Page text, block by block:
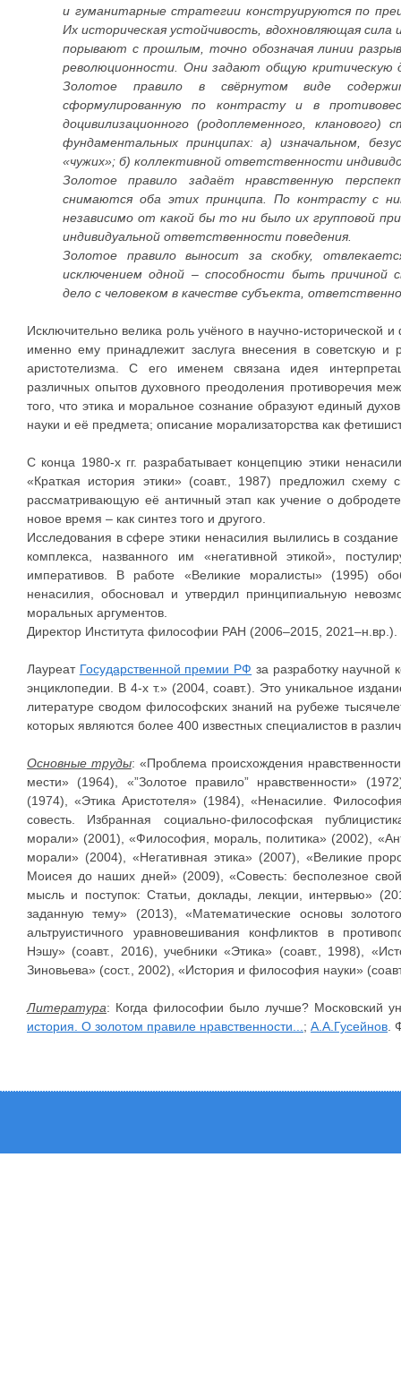
и гуманитарные стратегии конструируются по
Их историческая устойчивость, вдохновляющая
порывают с прошлым, точно обозначая линии
революционности. Они задают общую критическую
Золотое правило в свёрнутом виде
сформулированную по контрасту и в
доцивилизационного (родоплеменного,
фундаментальных принципах: а) изначальном,
«чужих»; б) коллективной ответственности
Золотое правило задаёт нравственную
снимаются оба этих принципа. По контрасту с
независимо от какой бы то ни было их групповой
индивидуальной ответственности поведения.
Золотое правило выносит за скобку,
исключением одной – способности быть причиной
дело с человеком в качестве субъекта,
Исключительно велика роль учёного в научно-исторической
именно ему принадлежит заслуга внесения в советскую и
аристотелизма. С его именем связана идея
различных опытов духовного преодоления противоречия
того, что этика и моральное сознание образуют единый
науки и её предмета; описание морализаторства как
С конца 1980-х гг. разрабатывает концепцию этики
«Краткая история этики» (соавт., 1987) предложил схему
рассматривающую её античный этап как учение о
новое время – как синтез того и другого.
Исследования в сфере этики ненасилия вылились в
комплекса, названного им «негативной этикой»,
императивов. В работе «Великие моралисты» (1995)
ненасилия, обосновал и утвердил принципиальную
моральных аргументов.
Директор Института философии РАН (2006–2015, 2021–н.вр.).
Лауреат Государственной премии РФ за разработку
энциклопедии. В 4-х т.» (2004, соавт.). Это уникальное
литературе сводом философских знаний на рубеже
которых являются более 400 известных специалистов в
Основные труды: «Проблема происхождения
мести» (1964), «”Золотое правило” нравственности»
(1974), «Этика Аристотеля» (1984), «Ненасилие.
совесть. Избранная социально-философская
морали» (2001), «Философия, мораль, политика» (2002),
морали» (2004), «Негативная этика» (2007), «Великие
Моисея до наших дней» (2009), «Совесть: бесполезное
мысль и поступок: Статьи, доклады, лекции, интервью»
заданную тему» (2013), «Математические основы
альтруистичного уравновешивания конфликтов в
Нэшу» (соавт., 2016), учебники «Этика» (соавт., 1998),
Зиновьева» (сост., 2002), «История и философия науки»
Литература: Когда философии было лучше? Московский
история. О золотом правиле нравственности... ; А.А.Гусейнов .